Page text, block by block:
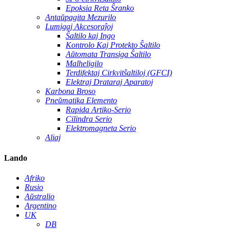
Epoksia Reta Ŝranko
Antaŭpagita Mezurilo
Lumigaj Akcesoraĵoj
Ŝaltilo kaj Ingo
Kontrolo Kaj Protekto Ŝaltilo
Aŭtomata Transiga Ŝaltilo
Malheligilo
Terdifektaj Cirkvitŝaltiloj (GFCI)
Elektraj Drataraj Aparatoj
Karbona Broso
Pneŭmatika Elemento
Rapida Artiko-Serio
Cilindra Serio
Elektromagneta Serio
Aliaj
Lando
Afriko
Rusio
Aŭstralio
Argentino
UK
DB